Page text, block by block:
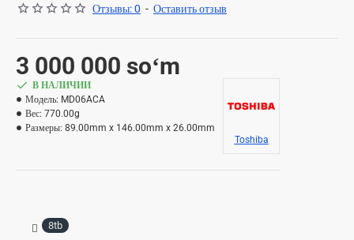
Отзывы: 0 - Оставить отзыв
3 000 000 soʻm
В НАЛИЧИИ
Модель: MD06ACA
Вес: 770.00g
Размеры: 89.00mm x 146.00mm x 26.00mm
Toshiba
8tb